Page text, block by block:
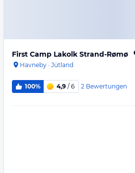
First Camp Lakolk Strand-Rømø
Havneby · Jütland
100% 4,9 / 6 2 Bewertungen